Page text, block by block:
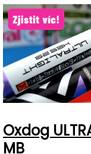
Oxdog
MB